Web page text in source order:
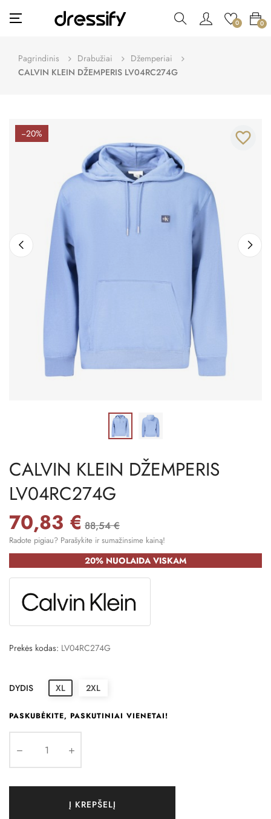
Toggle
navigation
☰ 0 0
Pagrindinis Drabužiai
Džemperiai
CALVIN KLEIN DŽEMPERIS LV04RC274G
−20% favorite_border
CALVIN KLEIN DŽEMPERIS
LV04RC274G
70,83 € 88,54 €
Radote pigiau? Parašykite ir sumažinsime kainą!
20% NUOLAIDA VISKAM
Prekės kodas: LV04RC274G
DYDIS XL 2XL
PASKUBĖKITE, PASKUTINIAI VIENETAI!
Į KREPŠELĮ